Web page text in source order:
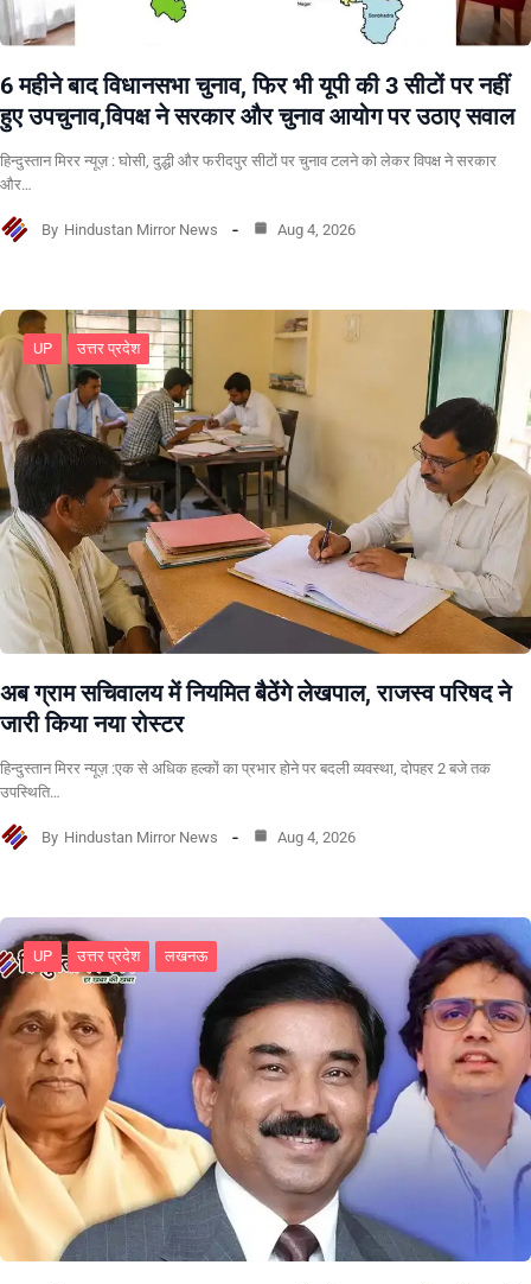
6 महीने बाद विधानसभा चुनाव, फिर भी यूपी की 3 सीटों पर नहीं
हुए उपचुनाव,विपक्ष ने सरकार और चुनाव आयोग पर उठाए सवाल
हिन्दुस्तान मिरर न्यूज़ : घोसी, दुद्धी और फरीदपुर सीटों पर चुनाव टलने को लेकर विपक्ष ने सरकार
और…
By Hindustan Mirror News Aug 4, 2026
UP उत्तर प्रदेश
अब ग्राम सचिवालय में नियमित बैठेंगे लेखपाल, राजस्व परिषद ने
जारी किया नया रोस्टर
हिन्दुस्तान मिरर न्यूज़ :एक से अधिक हल्कों का प्रभार होने पर बदली व्यवस्था, दोपहर 2 बजे तक
उपस्थिति…
By Hindustan Mirror News Aug 4, 2026
UP उत्तर प्रदेश लखनऊ